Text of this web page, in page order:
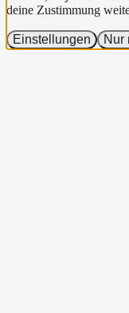
deine Zustimmung
Einstellungen Nur